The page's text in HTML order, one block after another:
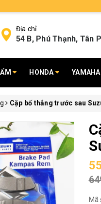
Địa chỉ
54 B, Phú Thạnh, Tân
HONDA YAMAHA
Cặp bố thắng trước sau
Mã